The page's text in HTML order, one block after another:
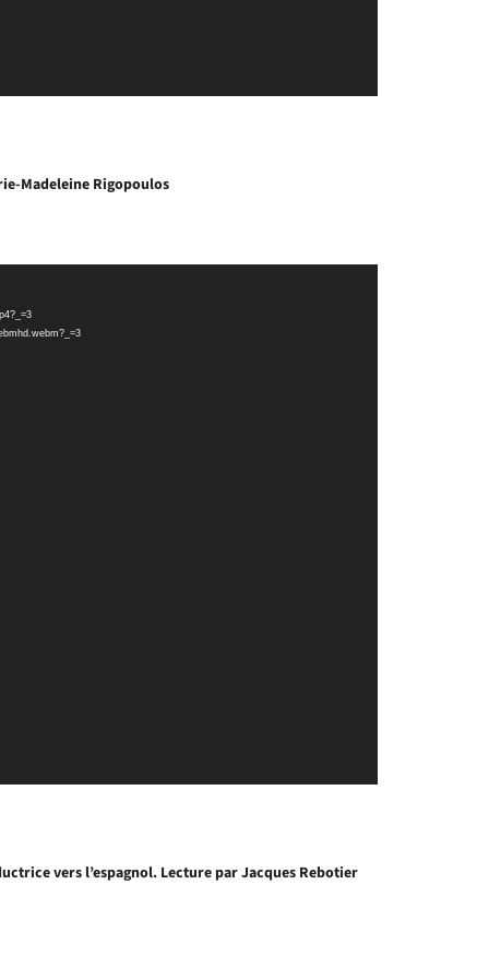
Madeleine Rigopoulos
vers l’espagnol. Lecture par Jacques Rebotier